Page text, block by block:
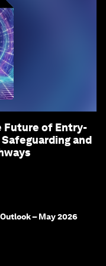
of Entry-
and
– May 2026